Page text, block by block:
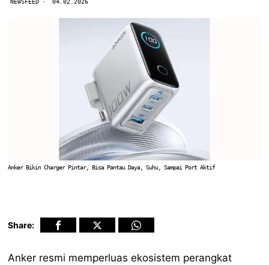
NEWSFEED 04.02.2026
Anker Bikin Charger Pintar, Bisa Pantau Daya, Suhu, Sampai Port Aktif
Share:
Anker resmi memperluas ekosistem perangkat